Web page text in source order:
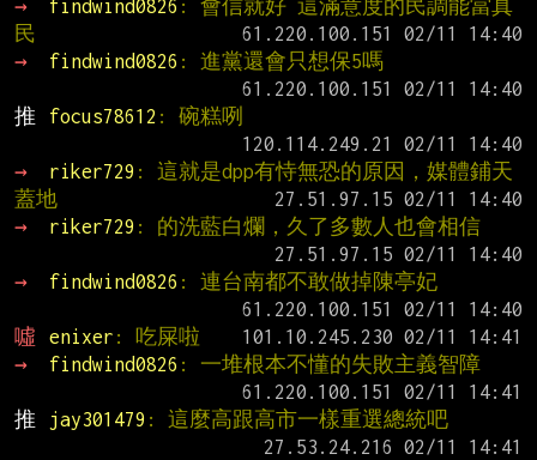
→ findwind0826 : 會信就好 這滿意度的民調能當真
民
→
findwind0826 : 進黨還會只想保5嗎
推
focus78612 : 碗糕咧
→
riker729 : 這就是dpp有恃無恐的原因，媒體鋪天
蓋地
→
riker729 : 的洗藍白爛，久了多數人也會相信
→
findwind0826 : 連台南都不敢做掉陳亭妃
噓
enixer : 吃屎啦
→
findwind0826 : 一堆根本不懂的失敗主義智障
推
jay301479 : 這麼高跟高市一樣重選總統吧